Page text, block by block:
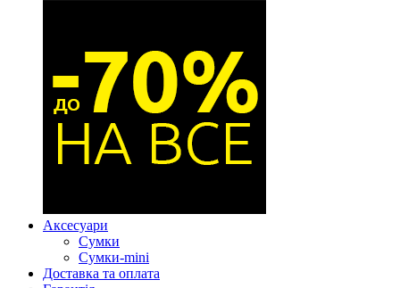
Аксесуари
Сумки
Сумки-mini
Доставка та оплата